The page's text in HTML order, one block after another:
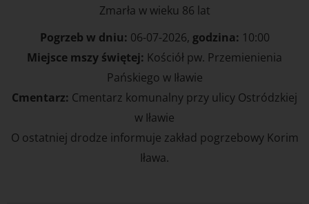
Zmarła w wieku 86 lat
Pogrzeb w dniu: 06-07-2026, godzina: 10:00
Miejsce mszy świętej: Kościół pw. Przemienienia
Pańskiego w Iławie
Cmentarz: Cmentarz komunalny przy ulicy Ostródzkiej
w Iławie
O ostatniej drodze informuje zakład pogrzebowy Korim
Iława.